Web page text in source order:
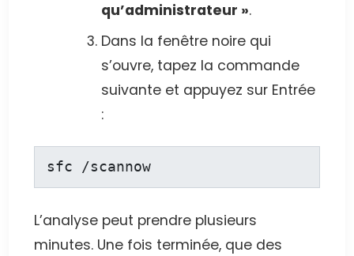
qu’administrateur ».
Dans la fenêtre noire qui
s’ouvre, tapez la commande
suivante et appuyez sur Entrée
:
sfc /scannow
L’analyse peut prendre plusieurs
minutes. Une fois terminée, que des